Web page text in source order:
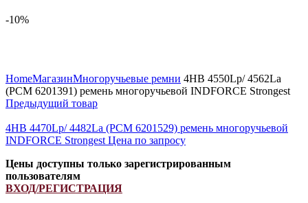
-10%
HomeМагазинМногоручьевые ремни 4HB 4550Lp/ 4562La
(PCM 6201391) ремень многоручьевой INDFORCE Strongest
Предыдущий товар
4HB 4470Lp/ 4482La (РСМ 6201529) ремень многоручьевой
INDFORCE Strongest Цена по запросу
Цены доступны только зарегистрированным
пользователям
ВХОД/РЕГИСТРАЦИЯ